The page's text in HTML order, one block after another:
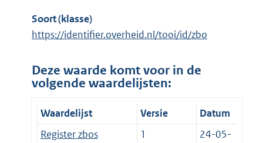
Soort (klasse)
https://identifier.overheid.nl/tooi/id/zbo
Deze waarde komt voor in de
volgende waardelijsten:
Waardelijst Versie
Datum
Register zbos
1
24-05-